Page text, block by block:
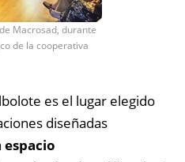
Macrosad, durante
de la cooperativa
es el lugar elegido
diseñadas
espacio